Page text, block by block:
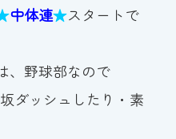
7264
い合わせ
中体連★スタートで
、野球部なので
ダッシュしたり・素